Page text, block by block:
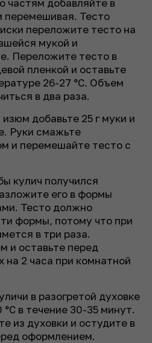
частям добавляйте в
перемешивая. Тесто
переложите тесто на
мукой и
Переложите тесто в
пленкой и оставьте
26-27 °C. Объем
в два раза.
добавьте 25 г муки и
Руки смажьте
и перемешайте тесто с
кулич получился
его в формы
Тесто должно
формы, потому что при
в три раза.
и оставьте перед
на 2 часа при комнатной
в разогретой духовке
в течение 30-35 минут.
из духовки и остудите в
оформлением.